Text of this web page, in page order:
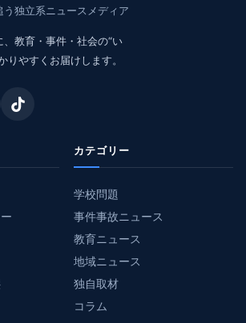
独立系ニュースメディア
教育・事件・社会の“い
りやすくお届けします。
カテゴリー
学校問題
事件事故ニュース
教育ニュース
地域ニュース
独自取材
コラム